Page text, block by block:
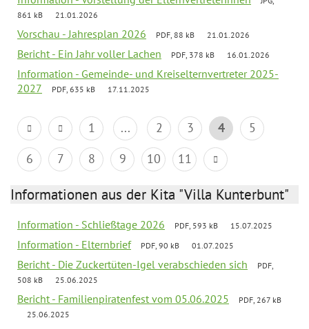
861 kB
21.01.2026
Vorschau - Jahresplan 2026 PDF, 88 kB 21.01.2026
Bericht - Ein Jahr voller Lachen PDF, 378 kB 16.01.2026
Information - Gemeinde- und Kreiselternvertreter 2025-
2027
PDF, 635 kB 17.11.2025
1 ... 2 3 4
5
6
7 8 9 10 11
Informationen aus der Kita "Villa Kunterbunt"
Information - Schließtage 2026 PDF, 593 kB 15.07.2025
Information - Elternbrief PDF, 90 kB 01.07.2025
Bericht - Die Zuckertüten-Igel verabschieden sich
PDF,
508 kB
25.06.2025
Bericht - Familienpiratenfest vom 05.06.2025
PDF, 267 kB
25.06.2025